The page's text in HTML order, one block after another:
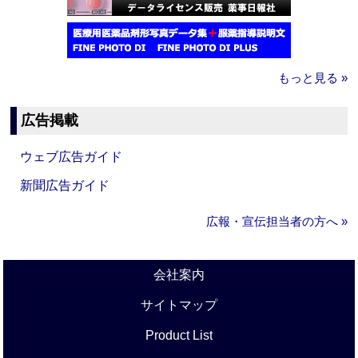
もっと見る »
広告掲載
ウェブ広告ガイド
新聞広告ガイド
広報・宣伝担当者の方へ »
会社案内
サイトマップ
Product List